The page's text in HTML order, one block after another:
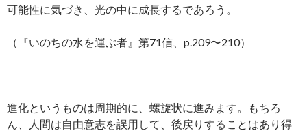
可能性に気づき、光の中に成長するであろう。
（『いのちの水を運ぶ者』第71信、p.209〜210）
進化というものは周期的に、螺旋状に進みます。もちろ
ん、人間は自由意志を誤用して、後戻りすることはあり得